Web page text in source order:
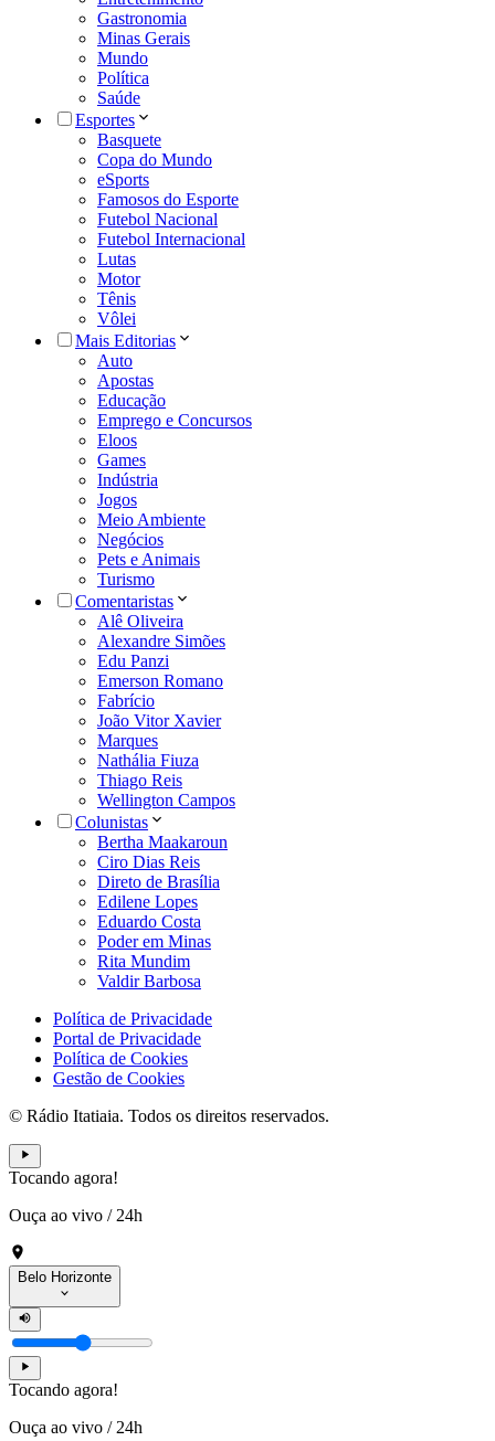
Gastronomia
Minas Gerais
Mundo
Política
Saúde
Esportes
Basquete
Copa do Mundo
eSports
Famosos do Esporte
Futebol Nacional
Futebol Internacional
Lutas
Motor
Tênis
Vôlei
Mais Editorias
Auto
Apostas
Educação
Emprego e Concursos
Eloos
Games
Indústria
Jogos
Meio Ambiente
Negócios
Pets e Animais
Turismo
Comentaristas
Alê Oliveira
Alexandre Simões
Edu Panzi
Emerson Romano
Fabrício
João Vitor Xavier
Marques
Nathália Fiuza
Thiago Reis
Wellington Campos
Colunistas
Bertha Maakaroun
Ciro Dias Reis
Direto de Brasília
Edilene Lopes
Eduardo Costa
Poder em Minas
Rita Mundim
Valdir Barbosa
Política de Privacidade
Portal de Privacidade
Política de Cookies
Gestão de Cookies
© Rádio Itatiaia. Todos os direitos reservados.
Tocando agora!
Ouça ao vivo / 24h
Belo Horizonte
Tocando agora!
Ouça ao vivo / 24h